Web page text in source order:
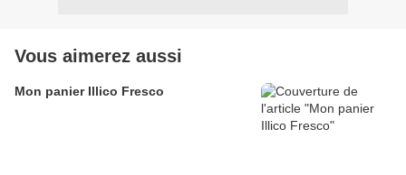
Vous aimerez aussi
Mon panier Illico Fresco